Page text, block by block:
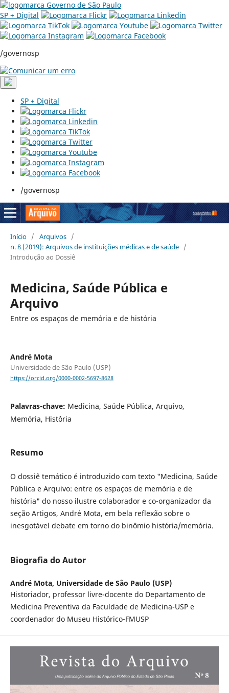
SP + Digital
/governosp
SP + Digital
/governosp
Início / Arquivos /
n. 8 (2019): Arquivos de instituições médicas e de saúde /
Introdução ao Dossiê
Medicina, Saúde Pública e
Arquivo
Entre os espaços de memória e de história
André Mota
Universidade de São Paulo (USP)
https://orcid.org/0000-0002-5697-8628
Palavras-chave: Medicina, Saúde Pública, Arquivo,
Memória, Hist´´oria
Resumo
O dossiê temático é introduzido com texto "Medicina, Saúde
Pública e Arquivo: entre os espaços de memória e de
história" do nosso ilustre colaborador e co-organizador da
seção Artigos, André Mota, em bela reflexão sobre o
inesgotável debate em torno do binômio história/memória.
Biografia do Autor
André Mota, Universidade de São Paulo (USP)
Historiador, professor livre-docente do Departamento de
Medicina Preventiva da Faculdade de Medicina-USP e
coordenador do Museu Histórico-FMUSP